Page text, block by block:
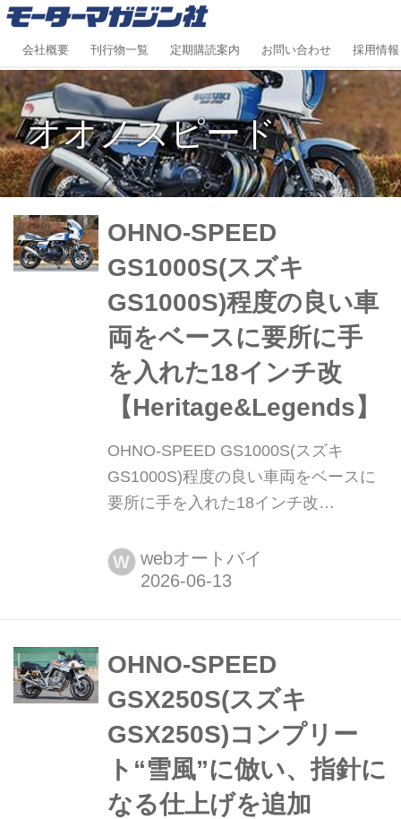
会社概要 刊行物一覧 定期購読案内 お問い合わせ 採用情報
オオノスピード
OHNO-SPEED
GS1000S(スズキ
GS1000S)程度の良い車
両をベースに要所に手
を入れた18インチ改
【Heritage&Legends】
OHNO-SPEED GS1000S(スズキ
GS1000S)程度の良い車両をベースに
要所に手を入れた18インチ改
ジェンズ 公式サイト ▶▶▶カスタム
とメンテナンスのことならヘリテイジ
GS 旧車は古いのだから古く見えても
しょうがない、パーツがないから何か
壊れれば終わりだ。そう考えるのも無
理はな...
W webオートバイ
OHNO-SPEED
GSX250S(スズキ
GSX250S)コンプリー
ト“雪風”に倣い、指針に
なる仕上げを追加